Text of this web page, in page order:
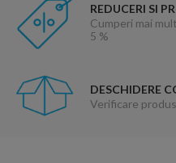
REDUCERI SI
Cumperi mai
5 %
DESCHIDERE
Verificare